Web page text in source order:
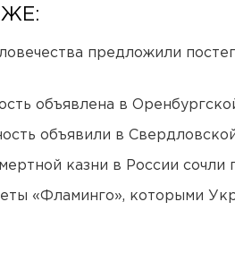
предложили
объявлена в
объявили в
казни в России
«Фламинго», которыми